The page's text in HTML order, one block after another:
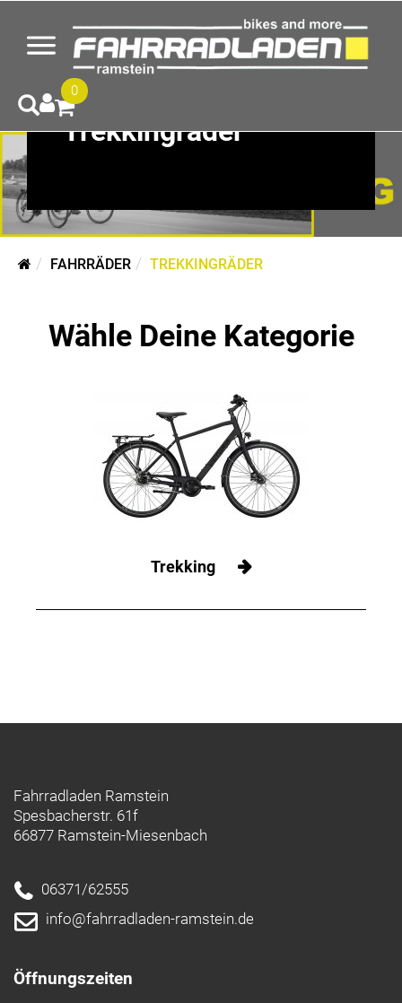
0
Trekkingräder
FAHRRÄDER TREKKINGRÄDER
Wähle Deine Kategorie
Trekking
Fahrradladen Ramstein
Spesbacherstr. 61f
66877 Ramstein-Miesenbach
06371/62555
info@fahrradladen-ramstein.de
Öffnungszeiten